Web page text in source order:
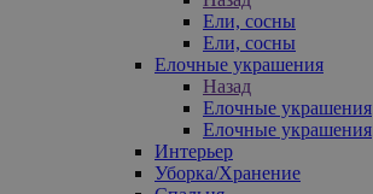
Ели, сосны
Ели, сосны
Елочные украшения
Назад
Елочные украшения
Елочные украшения
Интерьер
Уборка/Хранение